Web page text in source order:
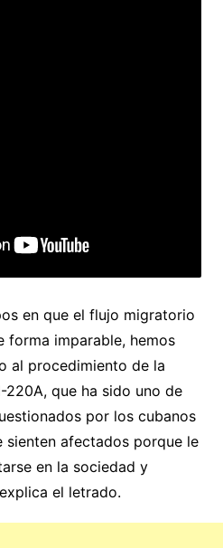
en que el flujo migratorio
forma imparable, hemos
al procedimiento de la
que ha sido uno de
por los cubanos
sienten afectados porque le
en la sociedad y
el letrado.